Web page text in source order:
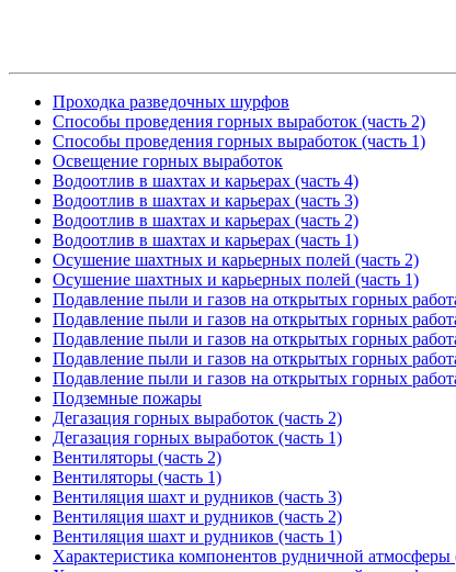
Проходка разведочных шурфов
Способы проведения горных выработок (часть 2)
Способы проведения горных выработок (часть 1)
Освещение горных выработок
Водоотлив в шахтах и карьерах (часть 4)
Водоотлив в шахтах и карьерах (часть 3)
Водоотлив в шахтах и карьерах (часть 2)
Водоотлив в шахтах и карьерах (часть 1)
Осушение шахтных и карьерных полей (часть 2)
Осушение шахтных и карьерных полей (часть 1)
Подавление пыли и газов на открытых горных
Подавление пыли и газов на открытых горных
Подавление пыли и газов на открытых горных
Подавление пыли и газов на открытых горных
Подавление пыли и газов на открытых горных
Подземные пожары
Дегазация горных выработок (часть 2)
Дегазация горных выработок (часть 1)
Вентиляторы (часть 2)
Вентиляторы (часть 1)
Вентиляция шахт и рудников (часть 3)
Вентиляция шахт и рудников (часть 2)
Вентиляция шахт и рудников (часть 1)
Характеристика компонентов рудничной атмосферы